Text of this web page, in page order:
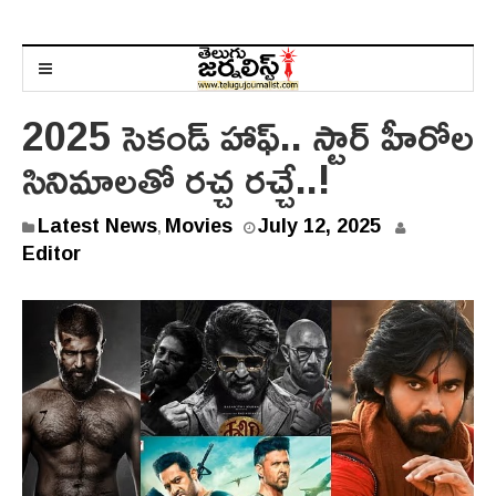
2025 సెకండ్ హాఫ్.. స్టార్ హీరోల
సినిమాలతో రచ్చ రచ్చే..!
Latest News, Movies July 12, 2025J
y
1
2
,
2
0
2
Editor